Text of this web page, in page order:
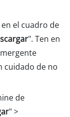
el cuadro de
". Ten en
cuidado de no
de
" >